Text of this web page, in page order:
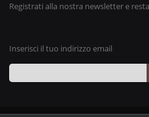
Registrati alla nostra newsletter e
Inserisci il tuo indirizzo email